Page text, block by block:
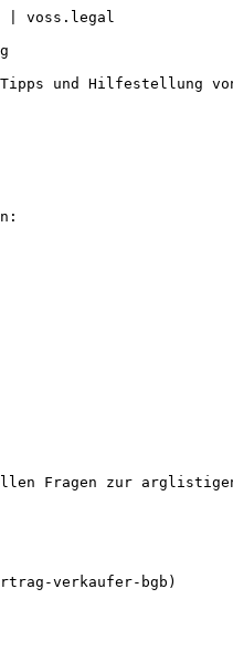
| voss.legal
und Hilfestellung
Fragen zur